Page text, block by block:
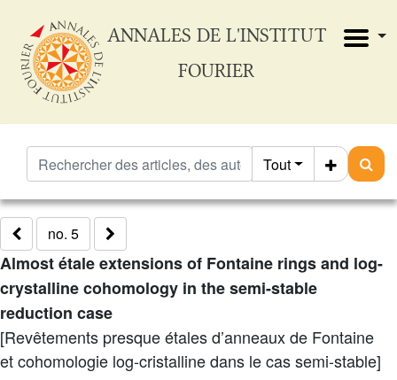
ANNALES DE L'INSTITUT
FOURIER
Tout
no. 5
Almost étale extensions of Fontaine rings and log-
crystalline cohomology in the semi-stable
reduction case
[Revêtements presque étales d’anneaux de Fontaine
et cohomologie log-cristalline dans le cas semi-stable]